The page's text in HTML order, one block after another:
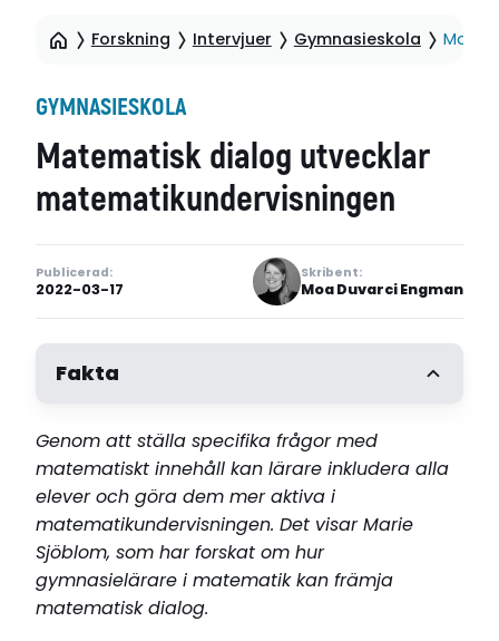
Forskning Intervjuer Gymnasieskola
GYMNASIESKOLA
Matematisk dialog utvecklar
matematikundervisningen
Publicerad:
2022-03-17
Skribent:
Moa Duvarci Engman
Fakta
Genom att ställa specifika frågor med
matematiskt innehåll kan lärare inkludera alla
elever och göra dem mer aktiva i
matematikundervisningen. Det visar Marie
Sjöblom, som har forskat om hur
gymnasielärare i matematik kan främja
matematisk dialog.